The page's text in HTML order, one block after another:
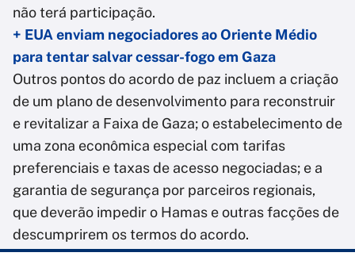
não terá participação.
+ EUA enviam negociadores ao Oriente Médio
para tentar salvar cessar-fogo em Gaza
Outros pontos do acordo de paz incluem a criação
de um plano de desenvolvimento para reconstruir
e revitalizar a Faixa de Gaza; o estabelecimento de
uma zona econômica especial com tarifas
preferenciais e taxas de acesso negociadas; e a
garantia de segurança por parceiros regionais,
que deverão impedir o Hamas e outras facções de
descumprirem os termos do acordo.